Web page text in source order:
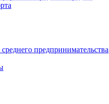
предпринимательства